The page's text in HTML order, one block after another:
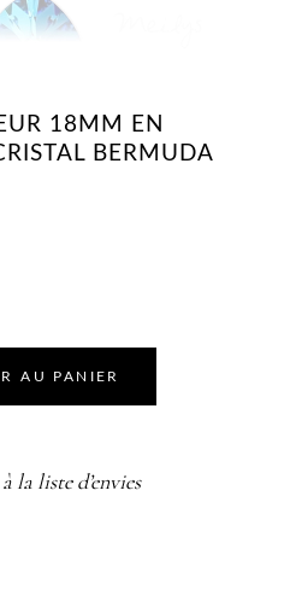
18MM EN
BERMUDA
AU PANIER
la liste d’envies